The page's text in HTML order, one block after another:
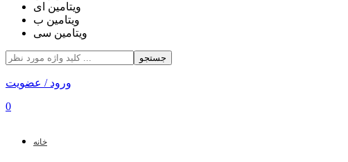
ویتامین ای
ویتامین ب
ویتامین سی
جستجو
ورود / عضویت
0
خانه